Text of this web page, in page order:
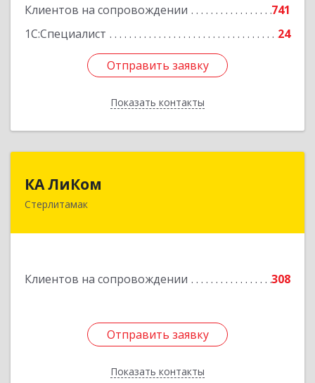
Клиентов на сопровождении
741
1С:Специалист
24
Отправить заявку
Показать контакты
Отправить заявку
Назад
КА ЛиКом
Стерлитамак
Клиентов на сопровождении 308
Отправить заявку
Показать контакты
453115, Башкортостан Респ, г.о. город
Подробнее
Отправить заявку
Назад